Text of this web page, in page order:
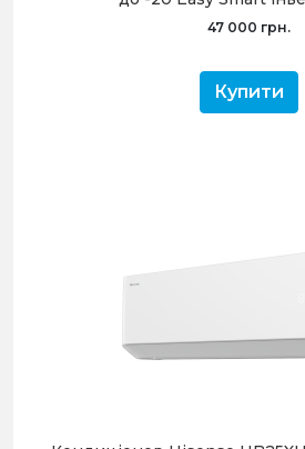
47 000 грн.
Купити